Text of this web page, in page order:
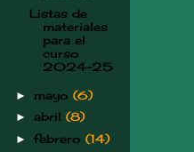
Listas de
materiales
para el
curso
2024-25
► mayo (6)
► abril (8)
► febrero (14)